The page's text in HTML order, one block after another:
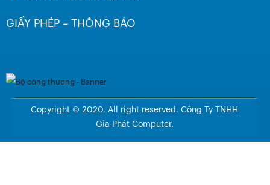
GIẤY PHÉP – THÔNG BÁO
Copyright © 2020. All right reserved. Công Ty TNHH
Gia Phát Computer.